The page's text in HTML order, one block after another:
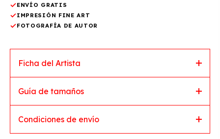
ENVÍO GRATIS
IMPRESIÓN FINE ART
FOTOGRAFÍA DE AUTOR
Ficha del Artista
Guía de tamaños
Condiciones de envío